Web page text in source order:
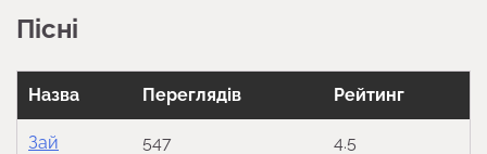
Пісні
Назва Переглядів Рейтинг
Зай 547 4.5